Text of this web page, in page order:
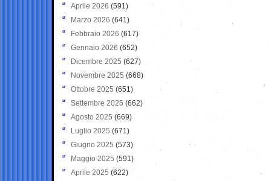
Aprile 2026 (591)
Marzo 2026 (641)
Febbraio 2026 (617)
Gennaio 2026 (652)
Dicembre 2025 (627)
Novembre 2025 (668)
Ottobre 2025 (651)
Settembre 2025 (662)
Agosto 2025 (669)
Luglio 2025 (671)
Giugno 2025 (573)
Maggio 2025 (591)
Aprile 2025 (622)